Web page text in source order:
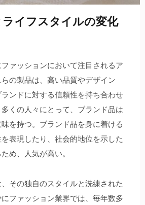
イフスタイルの変化
ァッションにおいて注目されるア
らの製品は、高い品質やデザイン
ンドに対する信頼性を持ち合わせ
くの人々にとって、ブランド品は
を持つ。ブランド品を身に着ける
表現したり、社会的地位を示した
め、人気が高い。
その独自のスタイルと洗練された
ファッション業界では、毎年数多